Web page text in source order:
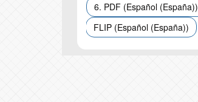
6. PDF (Español (España))
FLIP (Español (España))